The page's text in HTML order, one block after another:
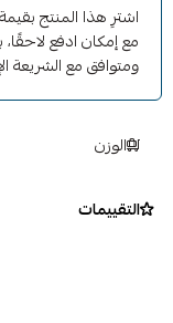
اشترِ هذا المنتج بقيمة 25
مع إمكان ادفع
ومتوافق مع الشريعة
الوزن
التقييمات